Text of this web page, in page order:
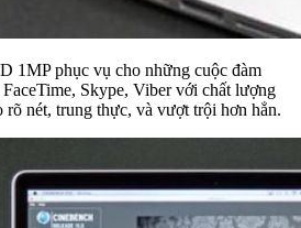
1MP phục vụ cho những cuộc đàm
Skype, Viber với chất lượng
rõ nét, trung thực, và vượt trội hơn hẳn.